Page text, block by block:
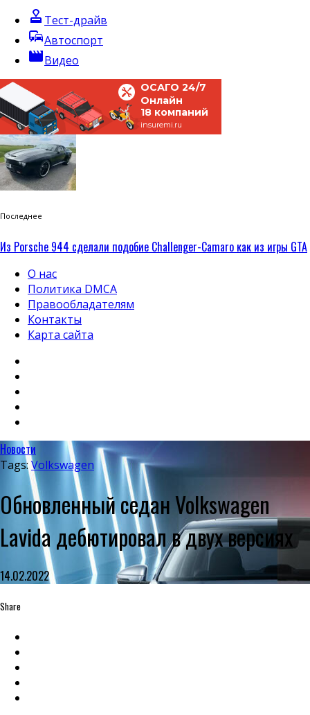
approval Тест-драйв
commuteАвтоспорт
movieВидео
ОСАГО 24/7
Онлайн
18 компаний
insuremi.ru
Последнее
Из Porsche 944 сделали подобие Challenger-Camaro как из игры GTA
О нас
Политика DMCA
Правообладателям
Контакты
Карта сайта
Новости
Tags:Volkswagen
Обновленный седан Volkswagen
Lavida дебютировал в двух версиях
14.02.2022
Share